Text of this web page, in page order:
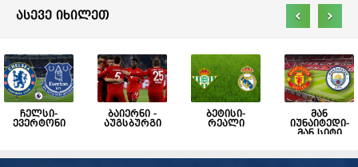
ასევე იხილეთ
ჩელსი-
ევერტონი
ბაიერნი -
აუგსბურგი
ბეტისი-
რეალი
მან
იუნაიტედი-
მან სიტი
‹ ›